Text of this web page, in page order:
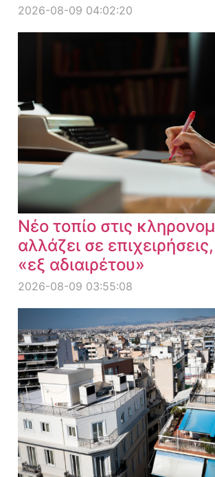
2026-08-09 04:02:20
Νέο τοπίο στις
αλλάζει σε
«εξ αδιαιρέτου»
2026-08-09 03:55:08